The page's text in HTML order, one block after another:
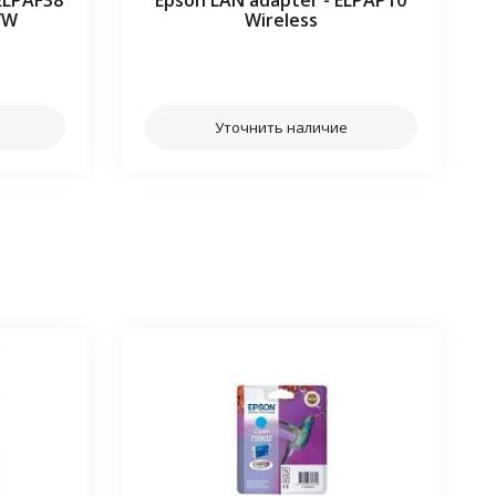
Wireless
Уточнить наличие